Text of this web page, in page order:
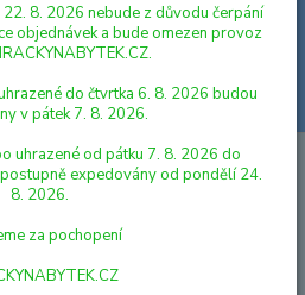
Menu
Hledat
Auto hasiči kov/plast 15 cm na baterie se
plast 15 cm na
se zvukem na
8. 2026 nebude z důvodu čerpání
objednávek a bude omezen provoz
do čtvrtka 6. 8. 2026 budou
v pátek 7. 8. 2026.
uhrazené od pátku 7. 8. 2026 do
expedovány od pondělí 24.
8. 2026.
za pochopení